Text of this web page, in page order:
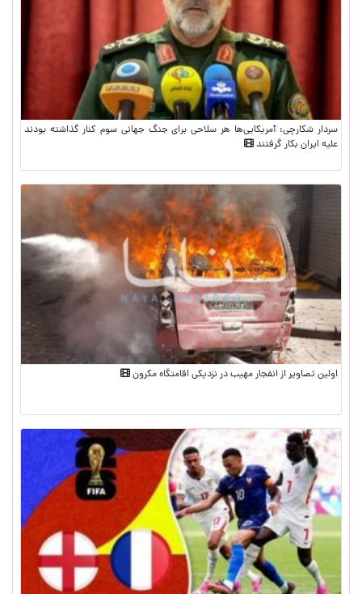
سردار شکارچی: آمریکایی‌ها هر سلاحی برای جنگ جهانی سوم کنار گذاشته بودند
علیه ایران بکار گرفتند
اولین تصاویر از انفجار مهیب در نزدیکی اقامتگاه مکرون